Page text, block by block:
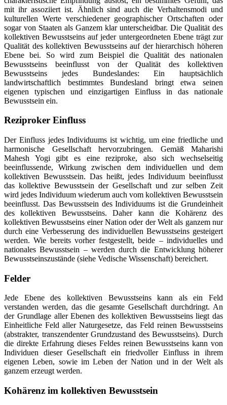
mit ihr assoziiert ist. Ähnlich sind auch die Verhaltensmodi und
kulturellen Werte verschiedener geographischer Ortschaften oder
sogar von Staaten als Ganzem klar unterscheidbar. Die Qualität des
kollektiven Bewusstseins auf jeder untergeordneten Ebene trägt zur
Qualität des kollektiven Bewusstseins auf der hierarchisch höheren
Ebene bei. So wird zum Beispiel die Qualität des nationalen
Bewusstseins beeinflusst von der Qualität des kollektiven
Bewusstseins jedes Bundeslandes: Ein hauptsächlich
landwirtschaftlich bestimmtes Bundesland bringt etwa seinen
eigenen typischen und einzigartigen Einfluss in das nationale
Bewusstsein ein.
Reziproker Einfluss
Der Einfluss jedes Individuums ist wichtig, um eine friedliche und
harmonische Gesellschaft hervorzubringen. Gemäß Maharishi
Mahesh Yogi gibt es eine reziproke, also sich wechselseitig
beeinflussende, Wirkung zwischen dem individuellen und dem
kollektiven Bewusstsein. Das heißt, jedes Individuum beeinflusst
das kollektive Bewusstsein der Gesellschaft und zur selben Zeit
wird jedes Individuum wiederum auch vom kollektiven Bewusstsein
beeinflusst. Das Bewusstsein des Individuums ist die Grundeinheit
des kollektiven Bewusstseins. Daher kann die Kohärenz des
kollektiven Bewusstseins einer Nation oder der Welt als ganzem nur
durch eine Verbesserung des individuellen Bewusstseins gesteigert
werden. Wie bereits vorher festgestellt, beide – individuelles und
nationales Bewusstsein – werden durch die Entwicklung höherer
Bewusstseinszustände (siehe Vedische Wissenschaft) bereichert.
Felder
Jede Ebene des kollektiven Bewusstseins kann als ein Feld
verstanden werden, das die gesamte Gesellschaft durchdringt. An
der Grundlage aller Ebenen des kollektiven Bewusstseins liegt das
Einheitliche Feld aller Naturgesetze, das Feld reinen Bewusstseins
(abstrakter, transzendenter Grundzustand des Bewusstseins). Durch
die direkte Erfahrung dieses Feldes reinen Bewusstseins kann von
Individuen dieser Gesellschaft ein friedvoller Einfluss in ihrem
eigenen Leben, sowie im Leben der Nation und in der Welt als
ganzem erzeugt werden.
Kohärenz im kollektiven Bewusstsein